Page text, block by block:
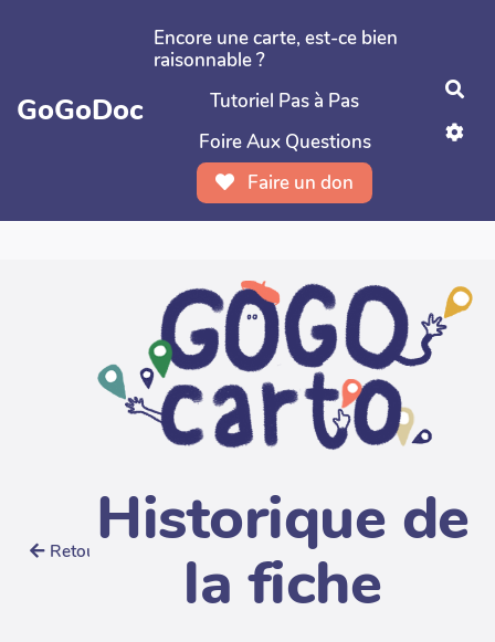
Aller au contenu principal
GoGoDoc
Encore une carte, est-ce bien
raisonnable ?
Tutoriel Pas à Pas
Foire Aux Questions
Faire un don
Retour Historique de
la fiche